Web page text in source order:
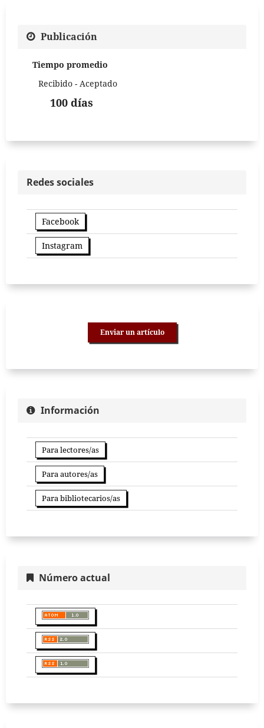
Publicación
Tiempo promedio
Recibido - Aceptado
100 días
Redes sociales
Facebook
Instagram
Enviar un artículo
Información
Para lectores/as
Para autores/as
Para bibliotecarios/as
Número actual